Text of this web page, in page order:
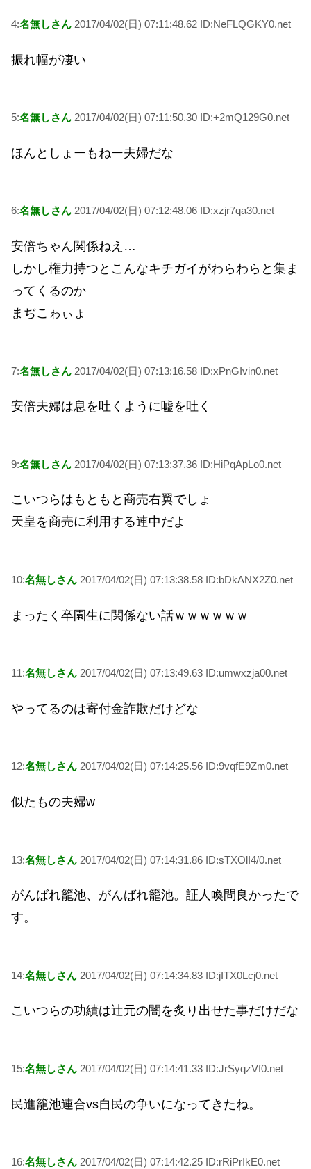
4:名無しさん 2017/04/02(日) 07:11:48.62 ID:NeFLQGKY0.net
振れ幅が凄い
5:名無しさん 2017/04/02(日) 07:11:50.30 ID:+2mQ129G0.net
ほんとしょーもねー夫婦だな
6:名無しさん 2017/04/02(日) 07:12:48.06 ID:xzjr7qa30.net
安倍ちゃん関係ねえ…
しかし権力持つとこんなキチガイがわらわらと集ま
ってくるのか
まぢこゎぃょ
7:名無しさん 2017/04/02(日) 07:13:16.58 ID:xPnGIvin0.net
安倍夫婦は息を吐くように嘘を吐く
9:名無しさん 2017/04/02(日) 07:13:37.36 ID:HiPqApLo0.net
こいつらはもともと商売右翼でしょ
天皇を商売に利用する連中だよ
10:名無しさん 2017/04/02(日) 07:13:38.58 ID:bDkANX2Z0.net
まったく卒園生に関係ない話ｗｗｗｗｗｗ
11:名無しさん 2017/04/02(日) 07:13:49.63 ID:umwxzja00.net
やってるのは寄付金詐欺だけどな
12:名無しさん 2017/04/02(日) 07:14:25.56 ID:9vqfE9Zm0.net
似たもの夫婦w
13:名無しさん 2017/04/02(日) 07:14:31.86 ID:sTXOlI4/0.net
がんばれ籠池、がんばれ籠池。証人喚問良かったで
す。
14:名無しさん 2017/04/02(日) 07:14:34.83 ID:jITX0Lcj0.net
こいつらの功績は辻元の闇を炙り出せた事だけだな
15:名無しさん 2017/04/02(日) 07:14:41.33 ID:JrSyqzVf0.net
民進籠池連合vs自民の争いになってきたね。
16:名無しさん 2017/04/02(日) 07:14:42.25 ID:rRiPrIkE0.net